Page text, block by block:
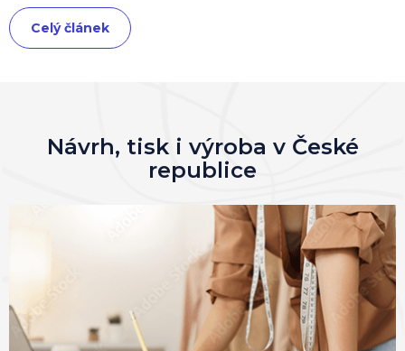
Celý článek
Návrh, tisk i výroba v České
republice